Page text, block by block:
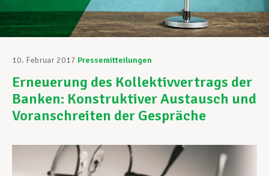
Unterstützung im Arbeitsalltag
Ihre Rechte
10. Februar 2017 Pressemitteilungen
Erneuerung des Kollektivvertrags der
Banken: Konstruktiver Austausch und
Voranschreiten der Gespräche